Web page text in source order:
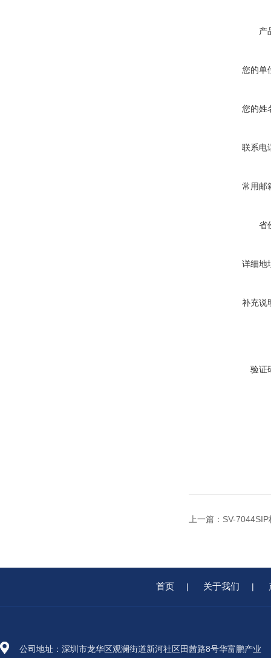
产
您的单
您的姓
联系电
常用邮
省
详细地
补充说
验证
上一篇： SV-
首页 | 关于我们 |
公司地址：深圳市龙华区观澜街道新河社区田茜路8号华富鹏产业